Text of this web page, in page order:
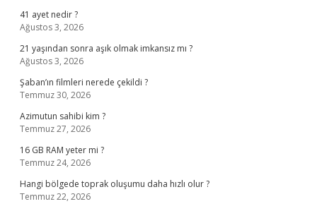
41 ayet nedir ?
Ağustos 3, 2026
21 yaşından sonra aşık olmak imkansız mı ?
Ağustos 3, 2026
Şaban’ın filmleri nerede çekildi ?
Temmuz 30, 2026
Azimutun sahibi kim ?
Temmuz 27, 2026
16 GB RAM yeter mi ?
Temmuz 24, 2026
Hangi bölgede toprak oluşumu daha hızlı olur ?
Temmuz 22, 2026